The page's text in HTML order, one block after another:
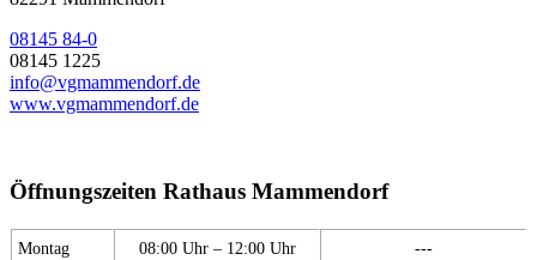
08145 84-0
08145 1225
info@vgmammendorf.de
www.vgmammendorf.de
Öffnungszeiten Rathaus Mammendorf
Montag 08:00 Uhr – 12:00 Uhr ---